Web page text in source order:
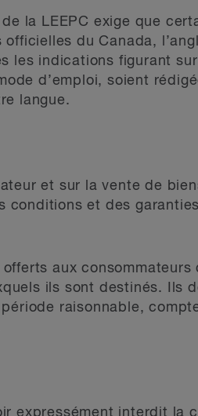
la LEEPC exige que
du Canada,
les indications figurant
d’emploi, soient
langue.
et sur la vente de
conditions et des
aux
ils sont destinés. Ils
raisonnable,
expressément interdit la